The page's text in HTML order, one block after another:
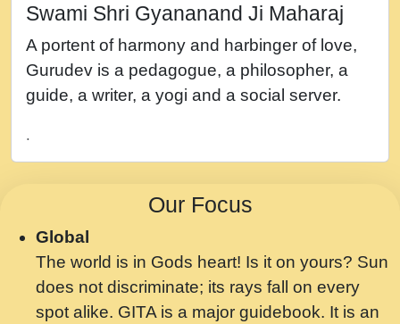
नह भरस रह लडडल... अपन खट करम क !!!! मह दद
सहर चरण क .....mp3
बगड नसब कसन सवर तर बगर Shri ravinandan
shastri ji maharaj.mp3
Chahe Ram Ho Chahe Shyam Ho.mp3
मझ अपन जवन बनन न आय, रठ हर क मनन न आय
Shri ravinandan shastri ji maharaj.mp3
मन अशांत मंत्र जाप - गीता प्रेरणा -Swami
Gyananand Ji Maharaj.mp3
Swami Shri Gyananand Ji Maharaj
A portent of harmony and harbinger of love,
Gurudev is a pedagogue, a philosopher, a
guide, a writer, a yogi and a social server.
.
Our Focus
Global
The world is in Gods heart! Is it on yours? Sun
does not discriminate; its rays fall on every
spot alike. GITA is a major guidebook. It is an